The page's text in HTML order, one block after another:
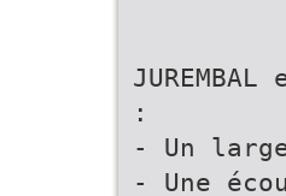
:
- Un
- Une